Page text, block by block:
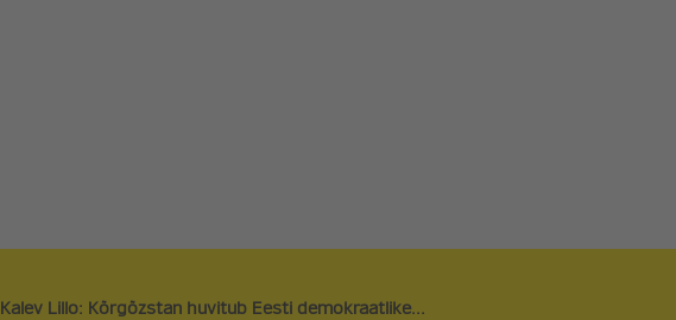
Kalev Lillo: Kõrgõzstan huvitub Eesti demokraatlike...